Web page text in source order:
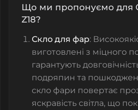
Що ми пропонуємо для
Z18?
Скло для фар:
виготовлені з міцного
гарантують
подряпин та
скло фари повертає
яскравість світла, що